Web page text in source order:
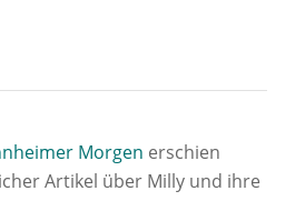
Morgen erschien
Artikel über Milly und ihre